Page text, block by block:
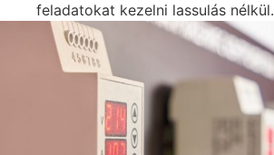
feladatokat kezelni lassulás nélkül.